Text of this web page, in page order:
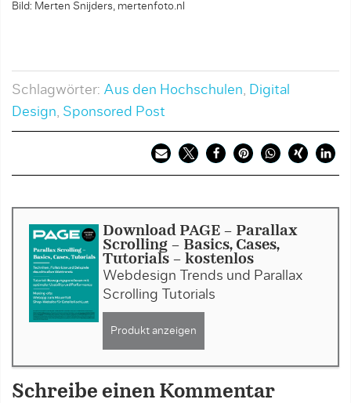
Bild: Merten Snijders, mertenfoto.nl
Schlagwörter: Aus den Hochschulen, Digital
Design, Sponsored Post
Download PAGE - Parallax
Scrolling – Basics, Cases,
Tutorials - kostenlos
Webdesign Trends und Parallax
Scrolling Tutorials
Produkt anzeigen
Schreibe einen Kommentar